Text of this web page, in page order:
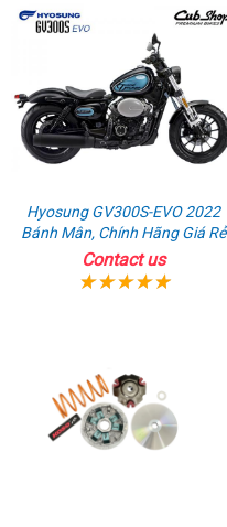
Hyosung GV300S-EVO 2022
Bánh Mân, Chính Hãng Giá Rẻ
Contact us